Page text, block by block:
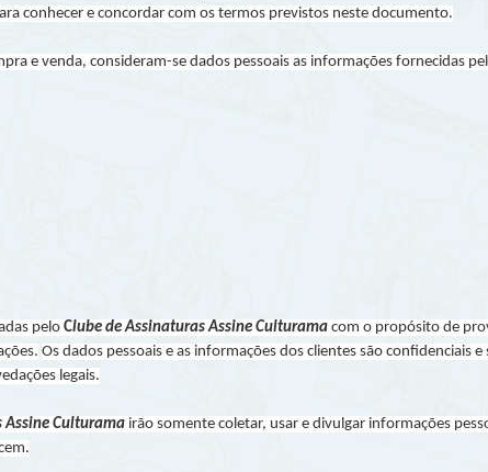
conhecer e concordar com os termos previstos neste documento.
e venda, consideram-se dados pessoais as informações fornecidas
peloClube de Assinaturas Assine Culturama com o propósito de
Os dados pessoais e as informações dos clientes são confidenciais
legais.
Assine Culturama irão somente coletar, usar e divulgar informações